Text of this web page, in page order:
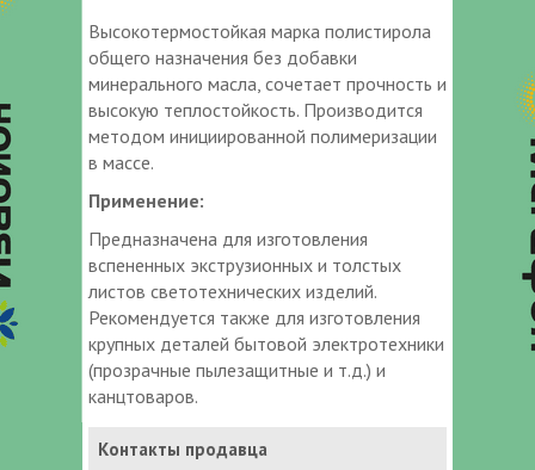
Высокотермостойкая марка полистирола
общего назначения без добавки
минерального масла, сочетает прочность и
высокую теплостойкость. Производится
методом инициированной полимеризации
в массе.
Применение:
Предназначена для изготовления
вспененных экструзионных и толстых
листов светотехнических изделий.
Рекомендуется также для изготовления
крупных деталей бытовой электротехники
(прозрачные пылезащитные и т.д.) и
канцтоваров.
Контакты продавца